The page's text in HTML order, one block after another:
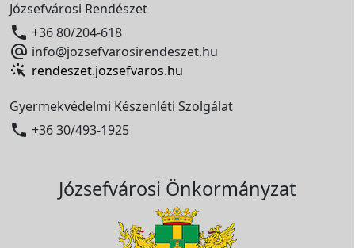
Józsefvárosi Rendészet
 +36 80/204-618
 info@jozsefvarosirendeszet.hu
rendeszet.jozsefvaros.hu
Gyermekvédelmi Készenléti Szolgálat
 +36 30/493-1925
Józsefvárosi Önkormányzat